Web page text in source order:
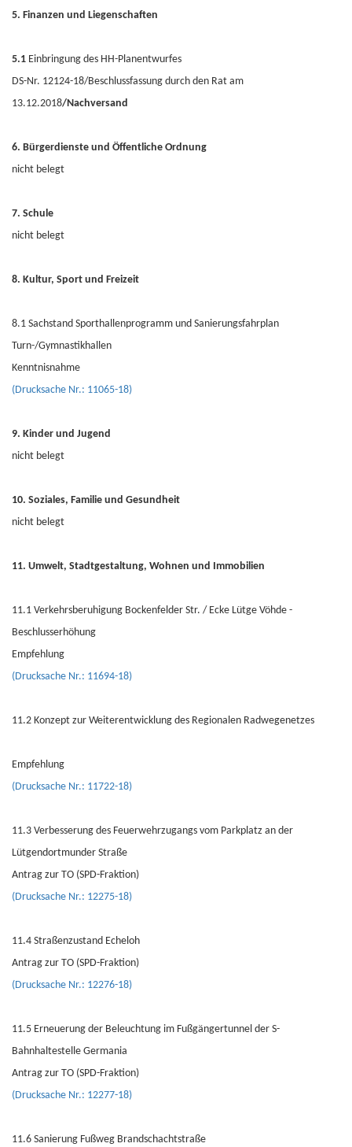
5. Finanzen und Liegenschaften
5.1 Einbringung des HH-Planentwurfes
DS-Nr. 12124-18/Beschlussfassung durch den Rat am
13.12.2018/Nachversand
6. Bürgerdienste und Öffentliche Ordnung
nicht belegt
7. Schule
nicht belegt
8. Kultur, Sport und Freizeit
8.1 Sachstand Sporthallenprogramm und Sanierungsfahrplan
Turn-/Gymnastikhallen
Kenntnisnahme
(Drucksache Nr.: 11065-18)
9. Kinder und Jugend
nicht belegt
10. Soziales, Familie und Gesundheit
nicht belegt
11. Umwelt, Stadtgestaltung, Wohnen und Immobilien
11.1 Verkehrsberuhigung Bockenfelder Str. / Ecke Lütge Vöhde -
Beschlusserhöhung
Empfehlung
(Drucksache Nr.: 11694-18)
11.2 Konzept zur Weiterentwicklung des Regionalen Radwegenetzes
Empfehlung
(Drucksache Nr.: 11722-18)
11.3 Verbesserung des Feuerwehrzugangs vom Parkplatz an der
Lütgendortmunder Straße
Antrag zur TO (SPD-Fraktion)
(Drucksache Nr.: 12275-18)
11.4 Straßenzustand Echeloh
Antrag zur TO (SPD-Fraktion)
(Drucksache Nr.: 12276-18)
11.5 Erneuerung der Beleuchtung im Fußgängertunnel der S-
Bahnhaltestelle Germania
Antrag zur TO (SPD-Fraktion)
(Drucksache Nr.: 12277-18)
11.6 Sanierung Fußweg Brandschachtstraße